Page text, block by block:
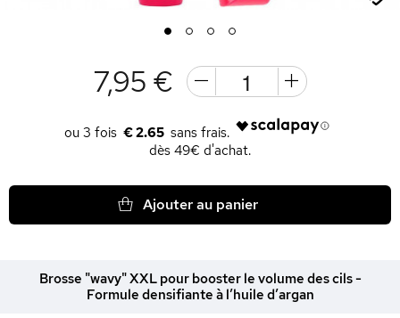
1 2 3 4
7,95 €
€ 2.65
dès 49€ d'achat.
Ajouter au panier
Brosse "wavy" XXL pour booster le volume des cils -
Formule densifiante à l’huile d’argan